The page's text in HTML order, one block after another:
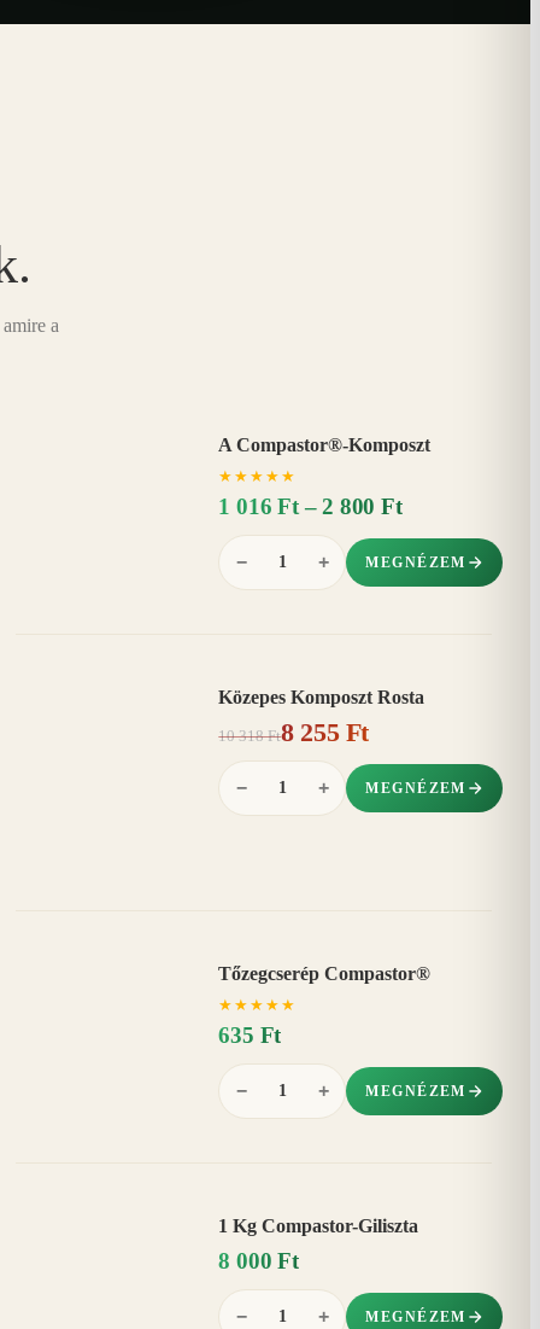
a
A Compastor®-Komposzt
★ ★ ★ ★ ★
1 016 Ft – 2 800 Ft
− + MEGNÉZEM
Közepes Komposzt Rosta
10 318 Ft8 255 Ft
− + MEGNÉZEM
Tőzegcserép Compastor®
★ ★ ★ ★ ★
635 Ft
− + MEGNÉZEM
1 Kg Compastor-Giliszta
8 000 Ft
− + MEGNÉZEM